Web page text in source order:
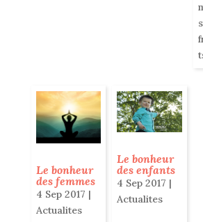
Le bonheur
des femmes
4 Sep 2017 |
Actualites
Le bonheur
des enfants
4 Sep 2017 |
Actualites